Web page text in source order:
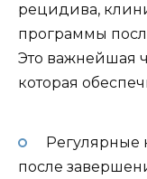
рецидива,
программы
Это важнейшая
которая
Регулярные
после